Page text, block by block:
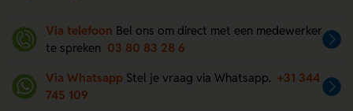
Via telefoon Bel ons om direct met een medewerker
te spreken 03 80 83 28 6
Via Whatsapp Stel je vraag via Whatsapp. +31 344
745 109